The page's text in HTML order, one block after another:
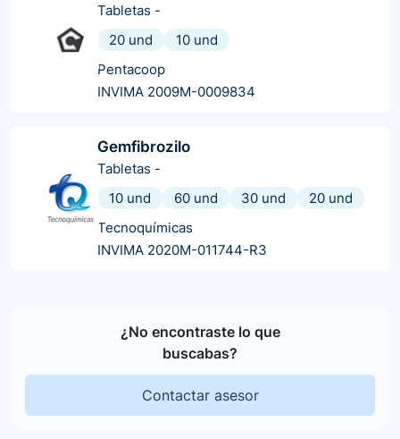
Tabletas -
20 und
10 und
Pentacoop
INVIMA 2009M-0009834
Gemfibrozilo
Tabletas -
10 und
60 und 30 und
20 und
Tecnoquímicas
INVIMA 2020M-011744-R3
¿No encontraste lo que
buscabas?
Contactar asesor